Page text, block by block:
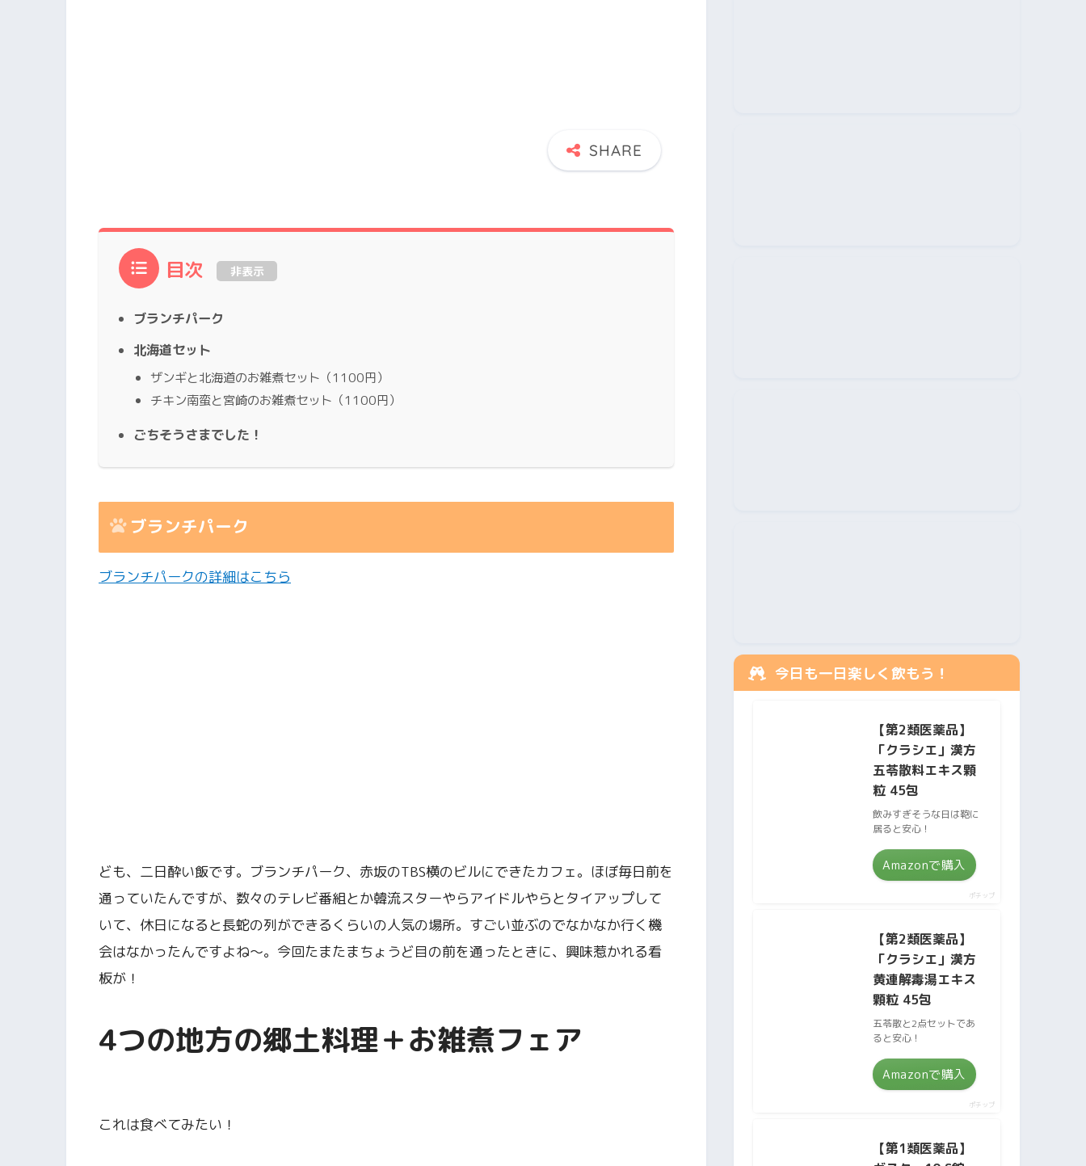
目次 非表示
ブランチパーク
北海道セット
ザンギと北海道のお雑煮セット（1100円）
チキン南蛮と宮崎のお雑煮セット（1100円）
ごちそうさまでした！
ブランチパーク
ブランチパークの詳細はこちら
ども、二日酔い飯です。ブランチパーク、赤坂のTBS横のビルにできたカフェ。ほぼ毎日前を
通っていたんですが、数々のテレビ番組とか韓流スターやらアイドルやらとタイアップして
いて、休日になると長蛇の列ができるくらいの人気の場所。すごい並ぶのでなかなか行く機
会はなかったんですよね〜。今回たまたまちょうど目の前を通ったときに、興味惹かれる看
板が！
4つの地方の郷土料理＋お雑煮フェア
これは食べてみたい！
今日も一日楽しく飲もう！
【第2類医薬品】
「クラシエ」漢方
五苓散料エキス顆
粒 45包
飲みすぎそうな日は鞄に
居ると安心！
Amazonで購入
ポチップ
【第2類医薬品】
「クラシエ」漢方
黄連解毒湯エキス
顆粒 45包
五苓散と2点セットであ
ると安心！
Amazonで購入
ポチップ
【第1類医薬品】